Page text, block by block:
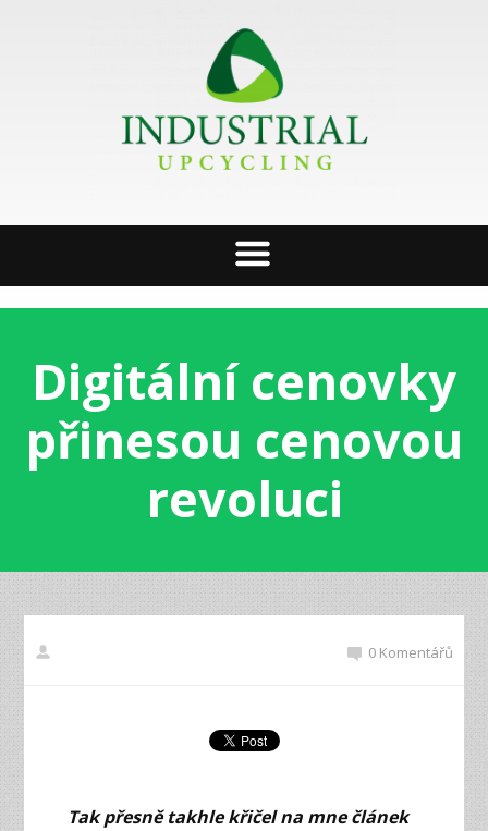
Digitální cenovky
přinesou cenovou
revoluci
0 Komentářů
Tak přesně takhle křičel na mne článek